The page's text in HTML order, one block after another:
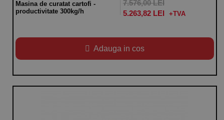
Masina de curatat cartofi -
productivitate 300kg/h
7.576,00 LEI
5.263,82 LEI
Adauga in cos